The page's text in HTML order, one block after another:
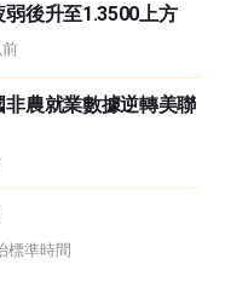
後升至1.3500上方
農就業數據逆轉美聯
標準時間